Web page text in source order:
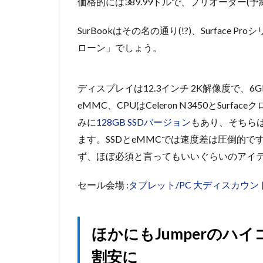
SurBookはその名の通り(!?)、Surface Pro
ローン」でしょう。
ディスプレイは12.3インチ 2K解像度で、
eMMC、CPUはCeleron N3450とSurface
みに128GB SSDバージョン もあり、そちら
ます。SSDとeMMCでは速度差は圧倒的で
ず、ほぼ必須と言ってもいいぐらいのアイ
セール会場 :タブレット/PC 大ディスカウン
ほかにもJumperのハイ
割安に